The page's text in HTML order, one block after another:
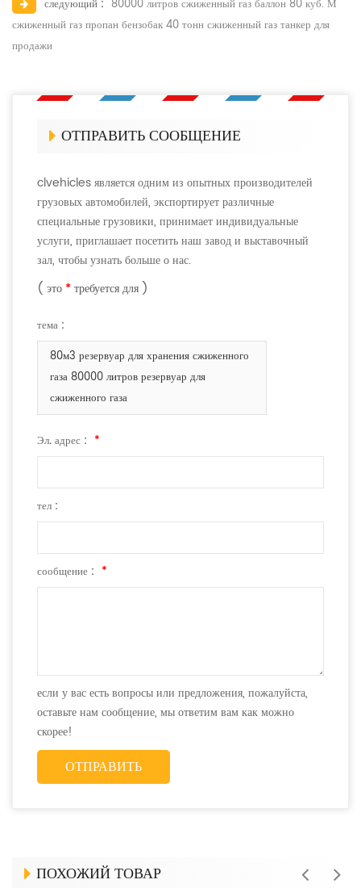
следующий : 80000 литров сжиженный газ баллон 80 куб. М
сжиженный газ пропан бензобак 40 тонн сжиженный газ танкер для
продажи
ОТПРАВИТЬ СООБЩЕНИЕ
clvehicles является одним из опытных производителей
грузовых автомобилей, экспортирует различные
специальные грузовики, принимает индивидуальные
услуги, приглашает посетить наш завод и выставочный
зал, чтобы узнать больше о нас.
( это * требуется для )
тема :
80м3 резервуар для хранения сжиженного
газа 80000 литров резервуар для
сжиженного газа
Эл. адрес : *
тел :
сообщение : *
если у вас есть вопросы или предложения, пожалуйста,
оставьте нам сообщение, мы ответим вам как можно
скорее!
ПОХОЖИЙ ТОВАР